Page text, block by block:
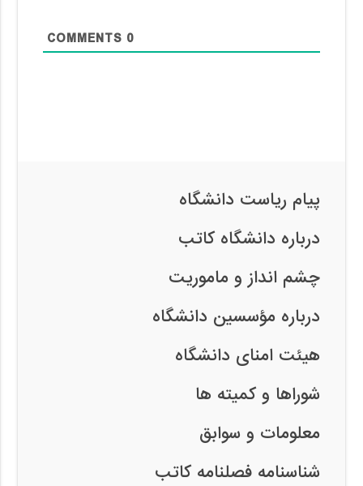
0
پیام ریاست دانشگاه
درباره دانشگاه کاتب
چشم انداز و ماموریت
درباره مؤسسین دانشگاه
هیئت امنای دانشگاه
شوراها و کمیته ها
معلومات و سوابق
شناسنامه فصلنامه کاتب